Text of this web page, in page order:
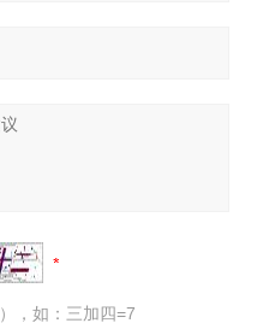
，如：三加四=7